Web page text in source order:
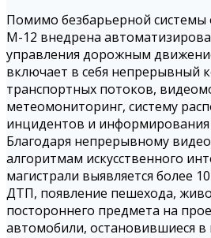
Помимо безбарьерной системы
М-12 внедрена
управления дорожным
включает в себя непрерывный
транспортных потоков,
метеомониторинг, систему
инцидентов и информирования
Благодаря непрерывному
алгоритмам искусственного
магистрали выявляется более
ДТП, появление пешехода,
постороннего предмета на
автомобили, остановившиеся